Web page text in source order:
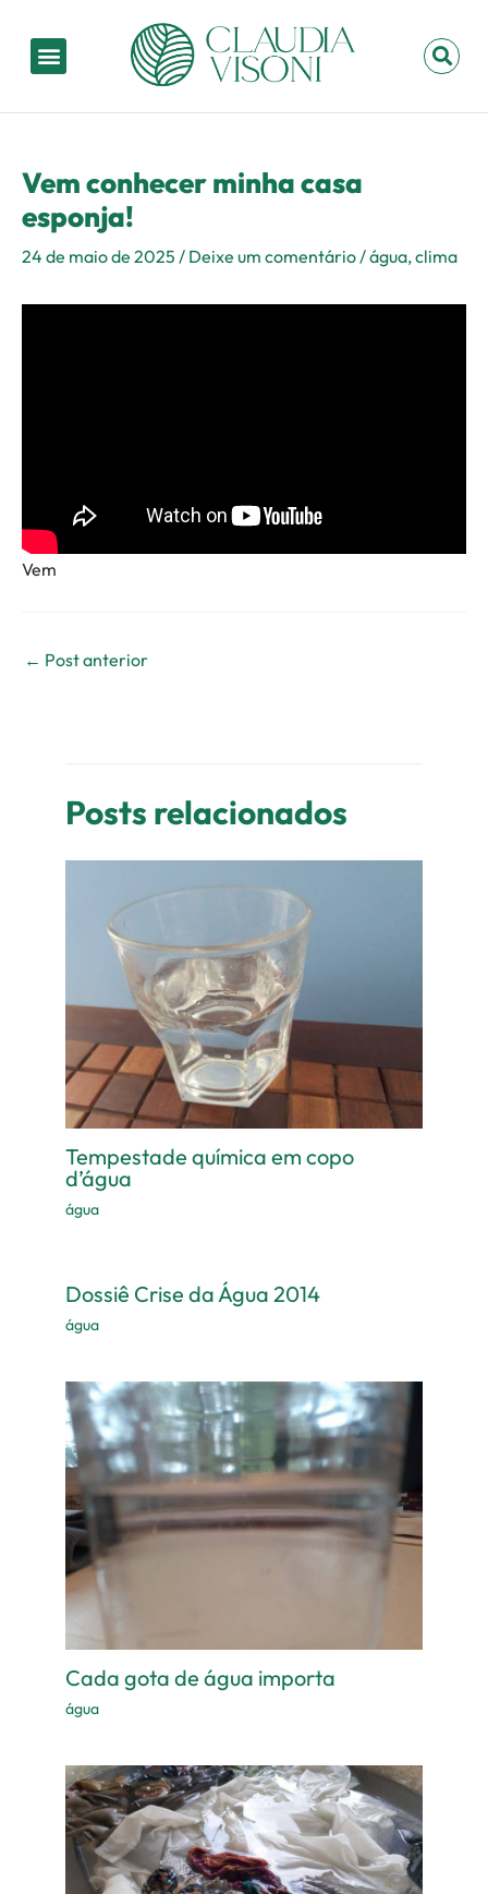
para
conteúdo
Menu
Vem conhecer minha casa
esponja!
24 de maio de 2025 / Deixe um comentário /água,clima
Vem
navigation
← Post anterior
Posts relacionados
Tempestade química em copo
d’água
água
Dossiê Crise da Água 2014
água
Cada gota de água importa
água